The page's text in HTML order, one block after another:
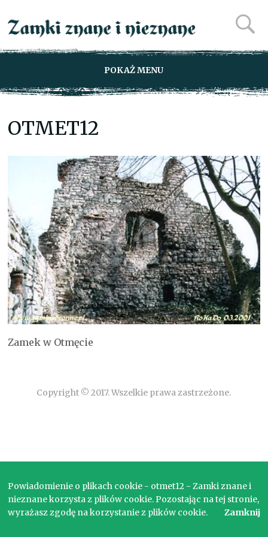
POKAŻ MENU
OTMET12
Zamek w Otmęcie
Copyright © 2017. Wszelkie prawa zastrzeżone.
Powiadomienie o plikach cookie - otmet12 - Zamki znane i
nieznane korzysta z plików cookie. Pozostając na tej stronie,
wyrażasz zgodę na korzystanie z plików cookie.
Zamknij